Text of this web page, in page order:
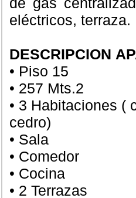
eléctricos, terraza.
DESCRIPCION
• Piso 15
• 257 Mts.2
• 3 Habitaciones (
cedro)
• Sala
• Comedor
• Cocina
• 2 Terrazas